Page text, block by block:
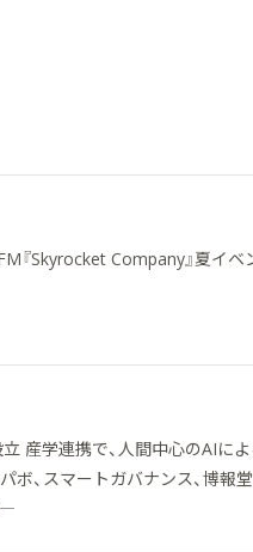
『Skyrocket Company』夏イベ
産学連携で、人間中心のAIに
、スマートガバナンス、博報
―